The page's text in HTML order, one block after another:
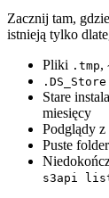
Zacznij tam,
istnieją tylko
Pliki .tmp,
.DS_Store
Stare
miesięcy
Podglądy z
Puste
s3api